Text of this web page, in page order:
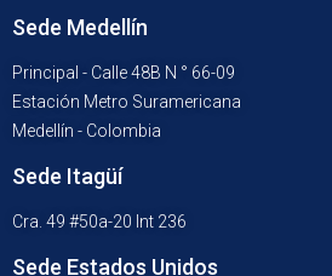
Sede Medellín
Principal - Calle 48B N ° 66-09
Estación Metro Suramericana
Medellín - Colombia
Sede Itagüí
Cra. 49 #50a-20 Int 236
Sede Estados Unidos